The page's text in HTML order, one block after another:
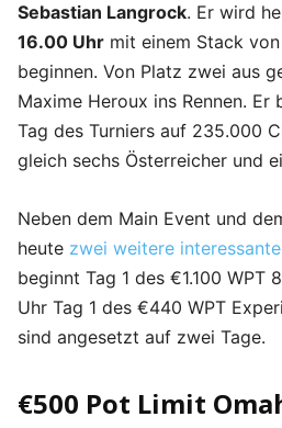
Sebastian Langrock. Er wird
16.00 Uhr mit einem Stack von
beginnen. Von Platz zwei aus
Maxime Heroux ins Rennen. Er
Tag des Turniers auf 235.000
gleich sechs Österreicher und
Neben dem Main Event und
heute zwei weitere
beginnt Tag 1 des €1.100 WPT
Uhr Tag 1 des €440 WPT
sind angesetzt auf zwei Tage.
€500 Pot Limit